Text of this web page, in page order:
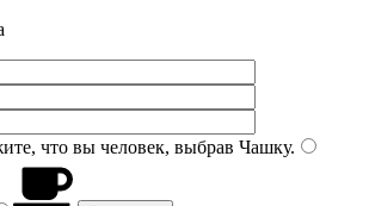
что вы человек, выбрав Чашку.